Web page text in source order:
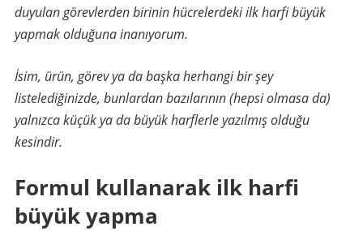
duyulan görevlerden birinin hücrelerdeki ilk harfi büyük
yapmak olduğuna inanıyorum.
İsim, ürün, görev ya da başka herhangi bir şey
listelediğinizde, bunlardan bazılarının (hepsi olmasa da)
yalnızca küçük ya da büyük harflerle yazılmış olduğu
kesindir.
Formul kullanarak ilk harfi
büyük yapma